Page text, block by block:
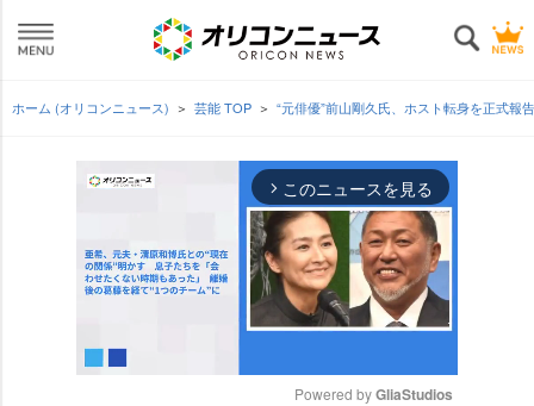
ホーム (オリコンニュース) 芸能 TOP “元俳優”前山剛久氏、ホスト転身を正式
arrow_forward_ios このニュースを見る
Powered by GliaStudios